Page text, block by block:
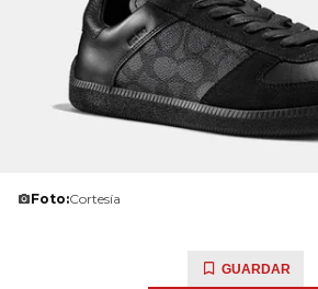
Foto:Cortesía
GUARDAR